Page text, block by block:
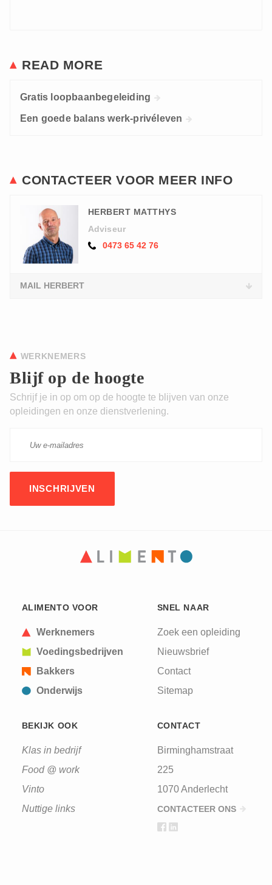
READ MORE
Gratis loopbaanbegeleiding
Een goede balans werk-privéleven
CONTACTEER VOOR MEER INFO
HERBERT MATTHYS
Adviseur
0473 65 42 76
MAIL HERBERT
submissions.
Blijf op de hoogte
WERKNEMERS
Schrijf je in op om op de hoogte te blijven van onze
opleidingen en onze dienstverlening.
ALIMENTO VOOR
Werknemers
Voedingsbedrijven
Bakkers
Onderwijs
SNEL NAAR
Zoek een opleiding
Nieuwsbrief
Contact
Sitemap
BEKIJK OOK
Klas in bedrijf
Food @ work
Vinto
Nuttige links
CONTACT
Birminghamstraat
225
1070 Anderlecht
CONTACTEER ONS